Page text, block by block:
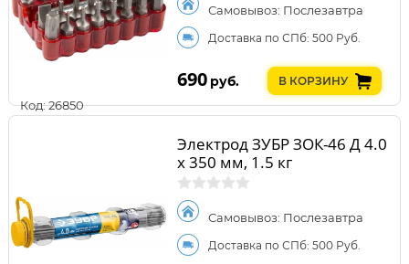
Код: 26850
Самовывоз: Послезавтра
Доставка по СПб: 500 Руб.
690 руб. В КОРЗИНУ
Электрод ЗУБР ЗОК-46 Д 4.0
х 350 мм, 1.5 кг
Самовывоз: Послезавтра
Доставка по СПб: 500 Руб.